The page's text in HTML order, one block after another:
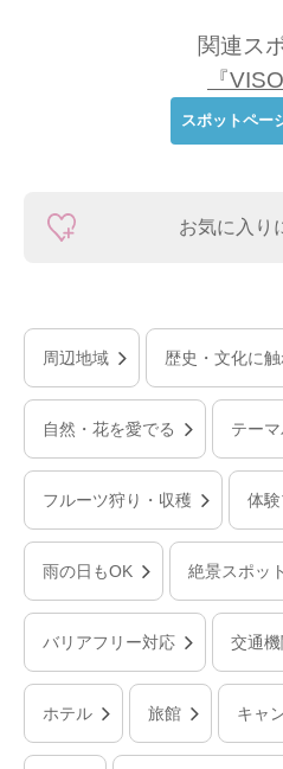
関連ス
『
スポットペー
お気に入り
周辺地域 歴史・文化に触
自然・花を愛でる テー
フルーツ狩り・収穫 体
雨の日もOK 絶景スポット
バリアフリー対応 交通機
ホテル 旅館 キャ